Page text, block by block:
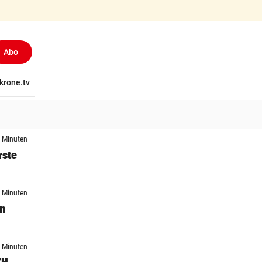
Abo
krone.tv
Minuten
Minuten
Minuten